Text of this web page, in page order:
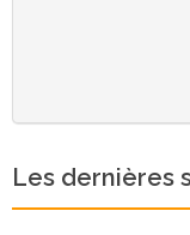
Les dernières